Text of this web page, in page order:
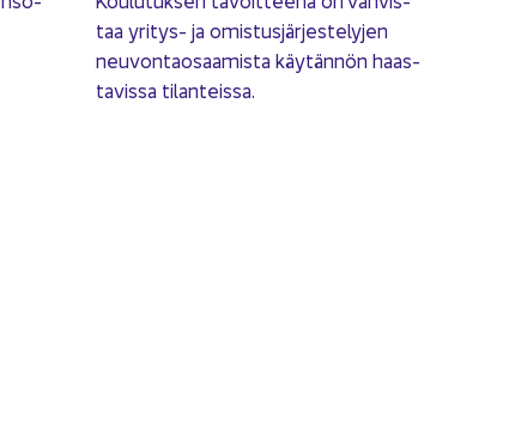
taa yritys-​ ja omis­tus­jär­jes­te­ly­jen
neu­von­tao­saa­mis­ta käy­tän­nön haas­
ta­vis­sa ti­lan­teis­sa.